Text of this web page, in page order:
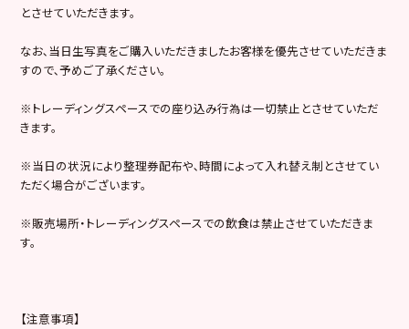
とさせていただきます。
なお､当日生写真をご購入いただきましたお客様を優先させていただきま
すので､予めご了承ください。
※トレーディングスペースでの座り込み行為は一切禁止とさせていただ
きます。
※当日の状況により整理券配布や､時間によって入れ替え制とさせてい
ただく場合がございます。
※販売場所・トレーディングスペースでの飲食は禁止させていただきま
す。
【注意事項】